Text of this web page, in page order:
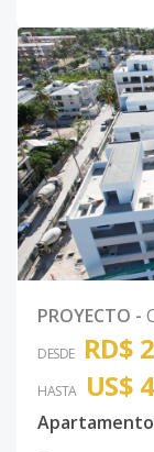
PROYECTO -
DESDE RD$
HASTA US$